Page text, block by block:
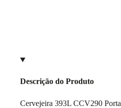
Descrição do Produto
Cervejeira 393L CCV290